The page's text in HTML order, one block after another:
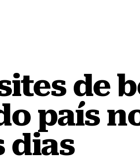
de
país
dias